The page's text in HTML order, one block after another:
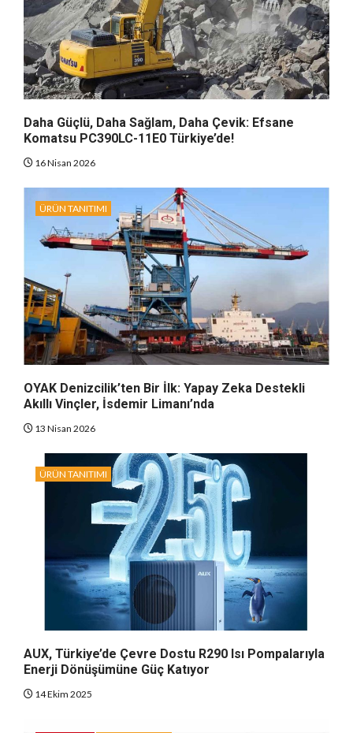
Daha Güçlü, Daha Sağlam, Daha Çevik: Efsane
Komatsu PC390LC-11E0 Türkiye’de!
16 Nisan 2026
ÜRÜN TANITIMI
OYAK Denizcilik’ten Bir İlk: Yapay Zeka Destekli
Akıllı Vinçler, İsdemir Limanı’nda
13 Nisan 2026
ÜRÜN TANITIMI
AUX, Türkiye’de Çevre Dostu R290 Isı Pompalarıyla
Enerji Dönüşümüne Güç Katıyor
14 Ekim 2025